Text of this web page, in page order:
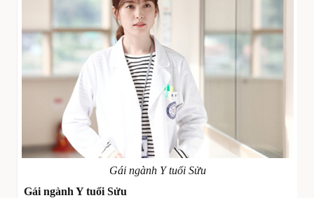
Gái ngành Y tuổi Sửu
Gái ngành Y tuổi Sửu